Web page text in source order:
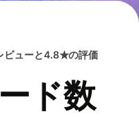
ビューと4.8★の評価
ド数